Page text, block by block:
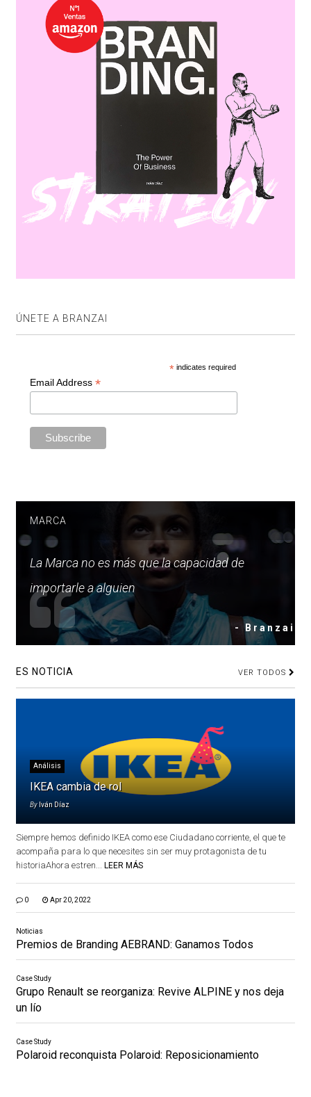
ÚNETE A BRANZAI
* indicates required
Email Address *
MARCA
La Marca no es más que la capacidad de
importarle a alguien
- Branzai
ES NOTICIA VER TODOS
Análisis
IKEA cambia de rol
By Iván Díaz
Siempre hemos definido IKEA como ese Ciudadano corriente, el que te
acompaña para lo que necesites sin ser muy protagonista de tu
historiaAhora estren...
LEER MÁS
0 Apr 20, 2022
Noticias
Premios de Branding AEBRAND: Ganamos Todos
Case Study
Grupo Renault se reorganiza: Revive ALPINE y nos deja
un lío
Case Study
Polaroid reconquista Polaroid: Reposicionamiento